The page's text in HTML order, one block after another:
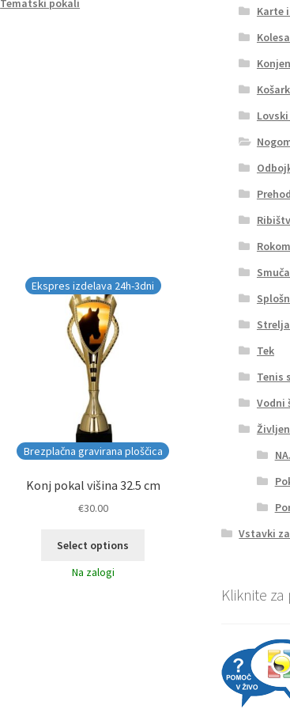
Tematski pokali
Brezplačna gravirana ploščica
Ekspres izdelava 24h-3dni
Konj pokal višina 32.5 cm
€30.00
Select options
Na zalogi
Karte
Tek
Tenis
Vodni
Vstavki
Kliknite